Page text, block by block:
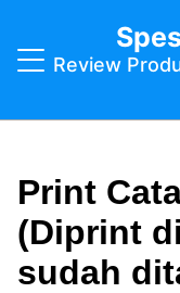
Review
Print
(Diprint
sudah